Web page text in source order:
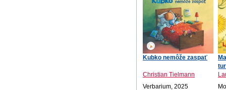
Kubko nemôže zaspať
Christian Tielmann
Verbarium, 2025